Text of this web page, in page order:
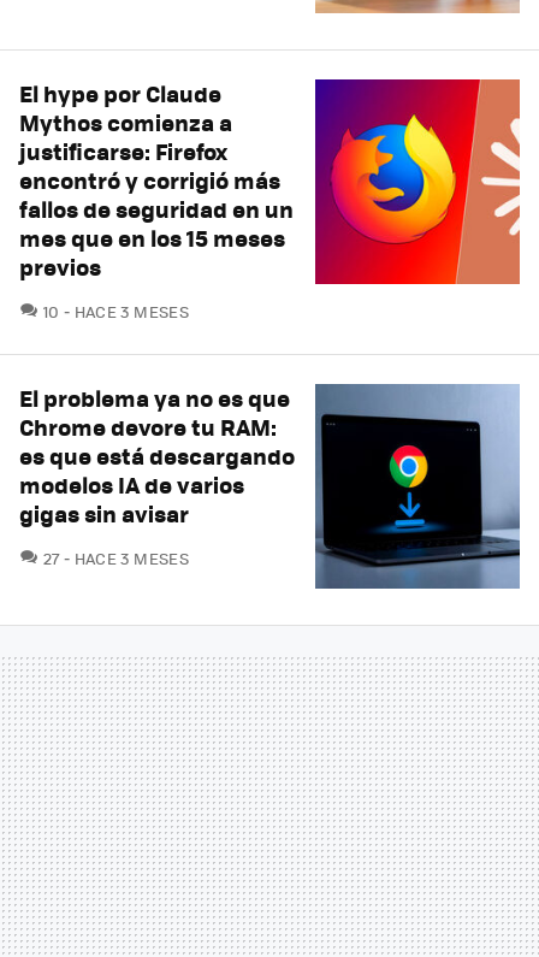
El hype por Claude
Mythos comienza a
justificarse: Firefox
encontró y corrigió más
fallos de seguridad en un
mes que en los 15 meses
previos
10 COMENTARIOS
HACE 3 MESES
El problema ya no es que
Chrome devore tu RAM:
es que está descargando
modelos IA de varios
gigas sin avisar
27COMENTARIOS
HACE 3 MESES